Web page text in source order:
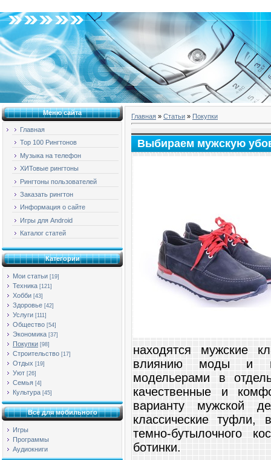
Меню сайта
Главная
Top 100 Рингтонов
Музыка на телефон
ХИТовые рингтоны
Рингтоны пользователей
Заказать рингтон
Информация о сайте
Игры для Android
Каталог статей
Категории
Мои статьи [19]
Техника [121]
Хобби [43]
Здоровье [42]
Услуги [111]
Общество [54]
Экономика [37]
Покупки [98]
Строительство [17]
Отдых [19]
Уют [26]
Семья [4]
Культура [45]
Всё для мобильного
Игры
Программы
Аудиокниги
Главная » Статьи » Покупки
Выбираем мужскую
находятся мужские
влиянию моды и
модельерами в
качественные и
варианту мужской
классические туфли,
темно-бутылочного
ботинки.